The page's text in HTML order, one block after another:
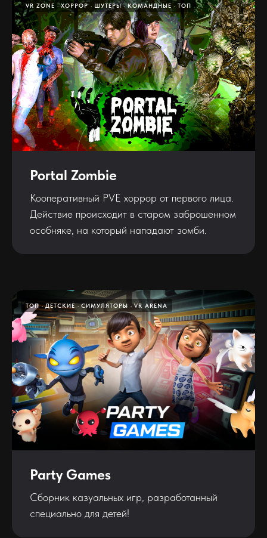
VR ZONE ХОРРОР ШУТЕРЫ КОМАНДНЫЕ ТОП
Portal Zombie
Кооперативный PVE хоррор от первого лица.
Действие происходит в старом заброшенном
особняке, на который нападают зомби.
ТОП ДЕТСКИЕ СИМУЛЯТОРЫ VR ARENA
Party Games
Сборник казуальных игр, разработанный
специально для детей!